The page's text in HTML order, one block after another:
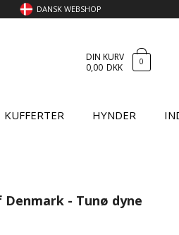
DANSK WEBSHOP
DIN KURV
0,00 DKK 0
KUFFERTER HYNDER
Denmark - Tunø dyne